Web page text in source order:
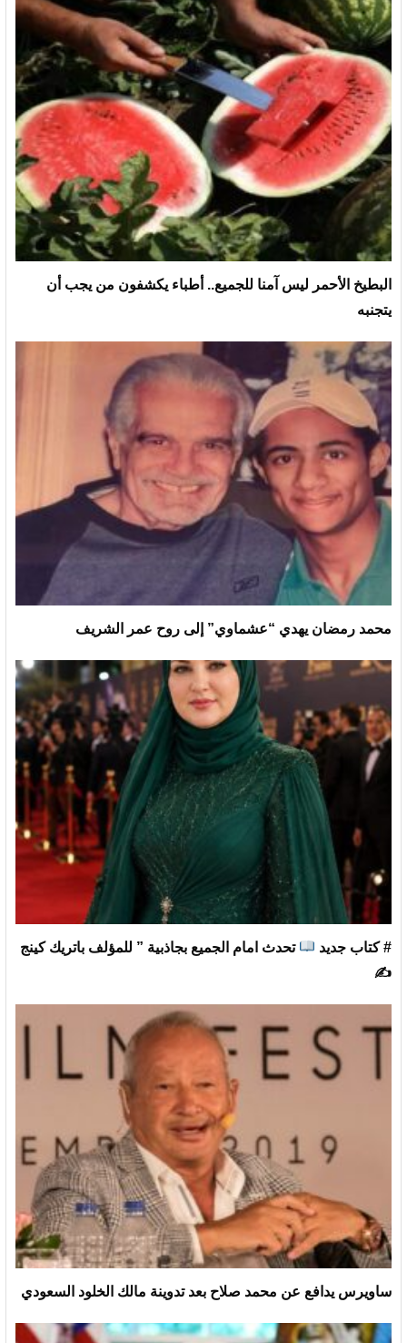
البطيخ الأحمر ليس آمنا للجميع.. أطباء يكشفون من يجب أن
يتجنبه
محمد رمضان يهدي “عشماوي” إلى روح عمر الشريف
# كتاب جديد
تحدث امام الجميع بجاذبية ” للمؤلف باتريك كينج
✍
ساويرس يدافع عن محمد صلاح بعد تدوينة مالك الخلود السعودي